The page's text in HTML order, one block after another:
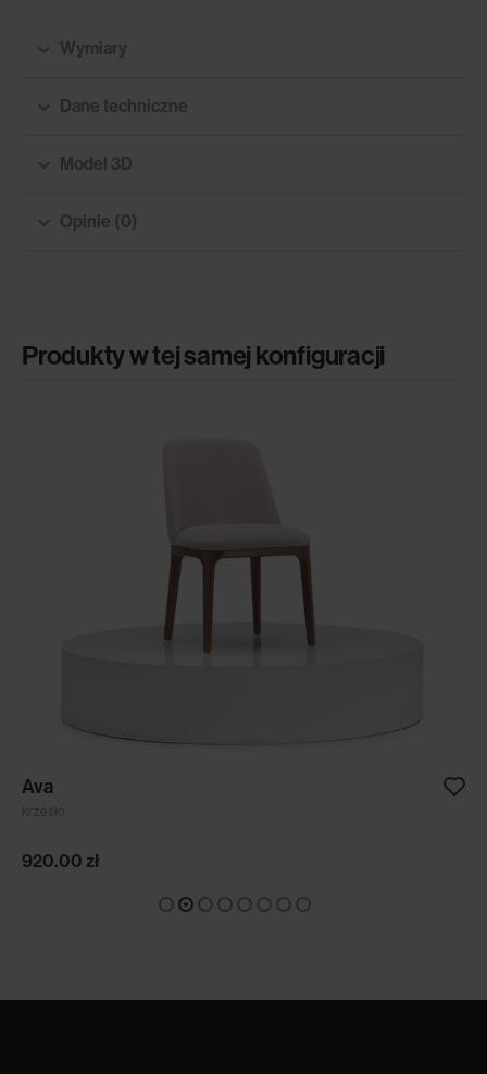
Wymiary
Dane techniczne
Model 3D
Opinie (0)
Produkty w tej samej konfiguracji
Ava
krzesło
920.00 zł